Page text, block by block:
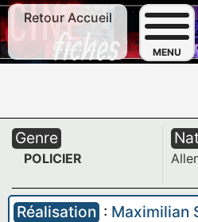
Retour Accueil
MENU
Genre
POLICIER
Réalisation : Maximilian